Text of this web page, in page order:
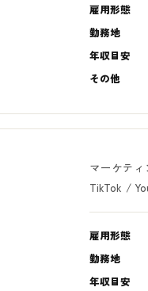
雇用形態
勤務地
年収目安
その他
マーケテ
TikTok /
雇用形態
勤務地
年収目安